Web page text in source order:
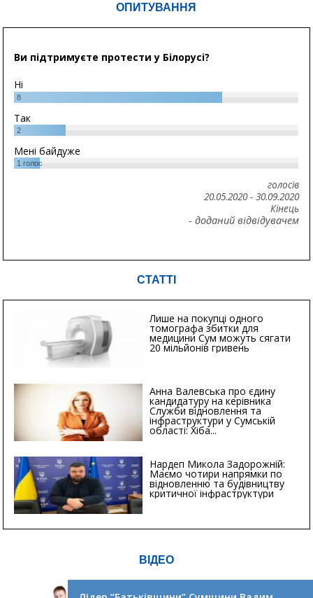
ОПИТУВАННЯ
Ви підтримуєте протести у Білорусі?
Ні
8
Так
2
Мені байдуже
1 голос
голосів
20.05.2020- 30.09.2020
Кінець
- доданий відвідувачем
СТАТТІ
Лише на покупці одного
томографа збитки для
медицини Сум можуть сягати
20 мільйонів гривень
Анна Валевська про єдину
кандидатуру на керівника
Служби відновлення та
інфраструктури у Сумській
області: Хіба...
Нардеп Микола Задорожній:
Маємо чотири напрямки по
відновленню та будівництву
критичної інфраструктури
ВІДЕО